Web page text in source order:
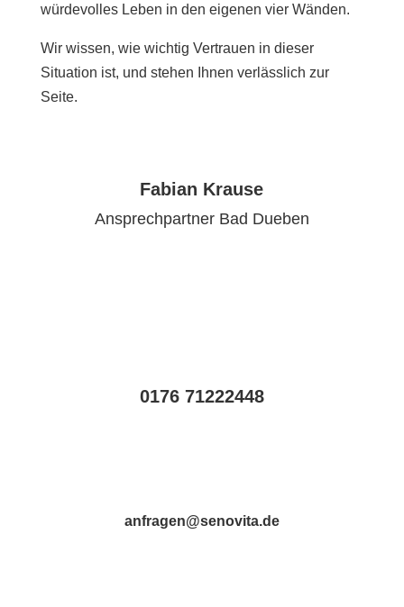
würdevolles Leben in den eigenen vier Wänden.
Wir wissen, wie wichtig Vertrauen in dieser
Situation ist, und stehen Ihnen verlässlich zur
Seite.
Fabian Krause
Ansprechpartner Bad Dueben
0176 71222448
anfragen@senovita.de